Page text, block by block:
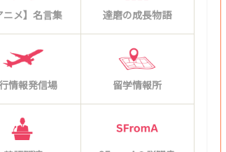
ニメ】名言集 達磨の成長物語
情報発信場 留学情報所